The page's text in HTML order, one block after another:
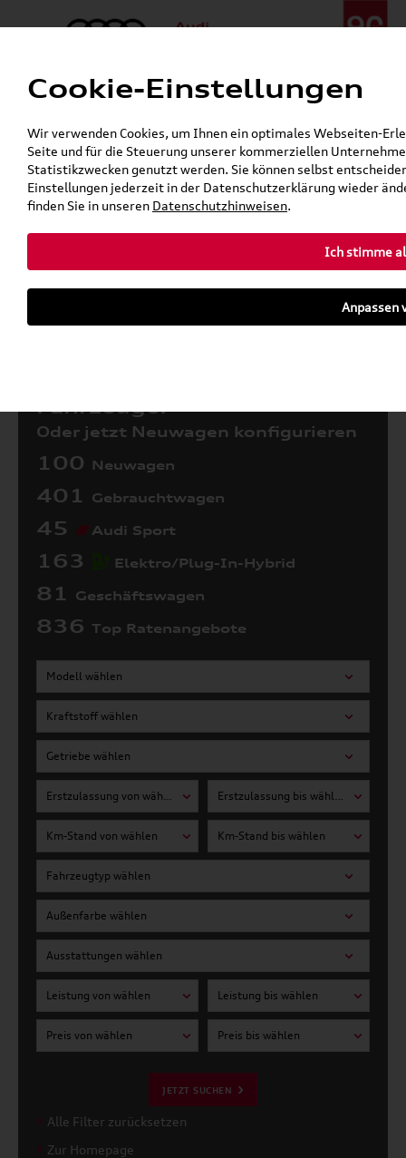
Menü
24h-Pannenhilfe:+49 (0)171 / 870 72 87
Gerade geöffnet
Verkauf:Mo. - Fr. 08:00 - 19:00 Uhr Sa. 09:00 - 13:00 Uhr
Service:Mo. - Fr. 06:00 - 20:00 Uhr Sa. 08:00 - 13:00 Uhr
Zurück zur Startseite
Fahrzeuge:
Oder jetzt Neuwagen konfigurieren
100 Neuwagen
401 Gebrauchtwagen
45 Audi Sport
163 Elektro/Plug-In-Hybrid
81 Geschäftswagen
836 Top Ratenangebote
Modell wählen
Kraftstoff wählen
Getriebe wählen
Erstzulassung von wählen Erstzulassung bis wählen
Km-Stand von wählen Km-Stand bis wählen
Fahrzeugtyp wählen
Außenfarbe wählen
Ausstattungen wählen
Leistung von wählen Leistung bis wählen
Preis von wählen Preis bis wählen
JETZT SUCHEN
Alle Filter zurücksetzen
Zur Homepage
Cookie-Einstellungen
Wir verwenden Cookies, um Ihnen ein optimales Webseiten-
Seite und für die Steuerung unserer kommerziellen
Statistikzwecken genutzt werden. Sie können selbst
Einstellungen jederzeit in der Datenschutzerklärung wieder
finden Sie in unseren Datenschutzhinweisen.
Ich stimme
Anpassen